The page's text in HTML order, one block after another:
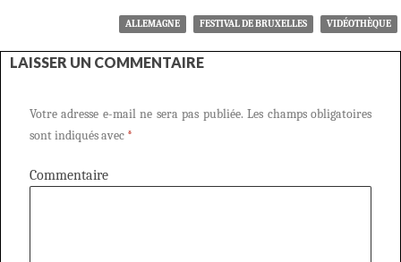
ALLEMAGNE FESTIVAL DE BRUXELLES VIDÉOTHÈQUE
LAISSER UN COMMENTAIRE
Votre adresse e-mail ne sera pas publiée. Les champs obligatoires
sont indiqués avec *
Commentaire